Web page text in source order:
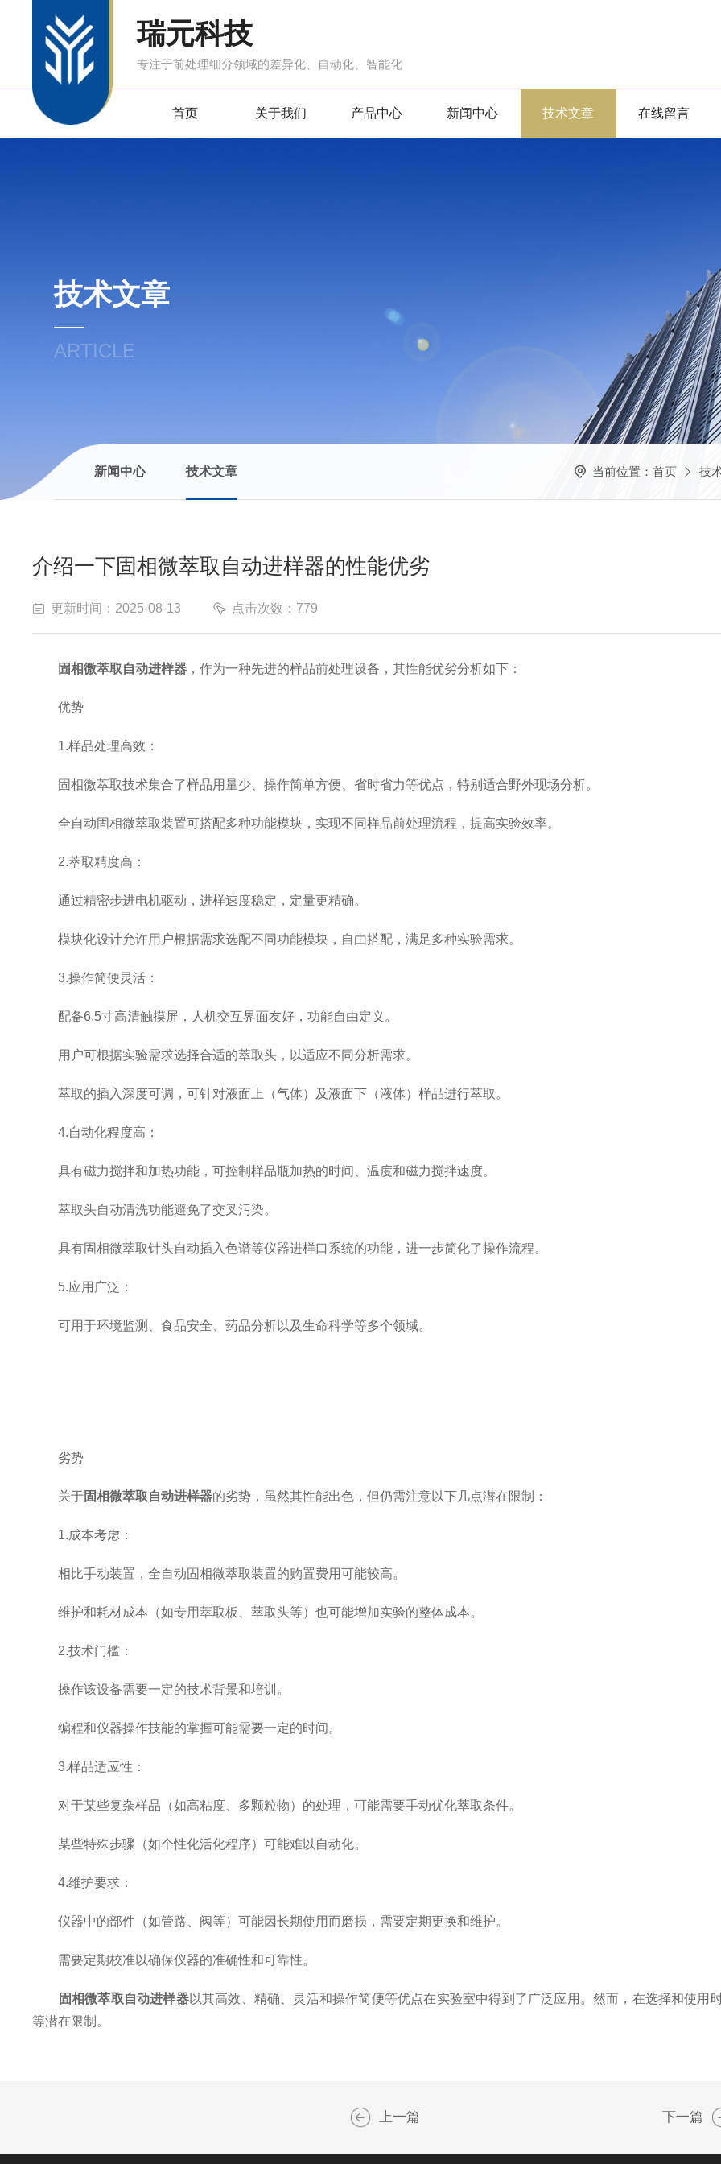
瑞元科技
专注于前处理细分领域的差异化、自动化、智能化
首页 关于我们 产品中心 新闻中心 技术文章 在线留言
技术文章
ARTICLE
新闻中心 技术文章 当前位置： 首页 技
介绍一下固相微萃取自动进样器的性能优劣
更新时间：2025-08-13 点击次数：779
固相微萃取自动进样器 ，作为一种先进的样品前处理设备，其性能优劣分析如下：
优势
1.样品处理高效：
固相微萃取技术集合了样品用量少、操作简单方便、省时省力等优点，特别适合野外现场分析。
全自动固相微萃取装置可搭配多种功能模块，实现不同样品前处理流程，提高实验效率。
2.萃取精度高：
通过精密步进电机驱动，进样速度稳定，定量更精确。
模块化设计允许用户根据需求选配不同功能模块，自由搭配，满足多种实验需求。
3.操作简便灵活：
配备6.5寸高清触摸屏，人机交互界面友好，功能自由定义。
用户可根据实验需求选择合适的萃取头，以适应不同分析需求。
萃取的插入深度可调，可针对液面上（气体）及液面下（液体）样品进行萃取。
4.自动化程度高：
具有磁力搅拌和加热功能，可控制样品瓶加热的时间、温度和磁力搅拌速度。
萃取头自动清洗功能避免了交叉污染。
具有固相微萃取针头自动插入色谱等仪器进样口系统的功能，进一步简化了操作流程。
5.应用广泛：
可用于环境监测、食品安全、药品分析以及生命科学等多个领域。
劣势
关于固相微萃取自动进样器的劣势，虽然其性能出色，但仍需注意以下几点潜在限制：
1.成本考虑：
相比手动装置，全自动固相微萃取装置的购置费用可能较高。
维护和耗材成本（如专用萃取板、萃取头等）也可能增加实验的整体成本。
2.技术门槛：
操作该设备需要一定的技术背景和培训。
编程和仪器操作技能的掌握可能需要一定的时间。
3.样品适应性：
对于某些复杂样品（如高粘度、多颗粒物）的处理，可能需要手动优化萃取条件。
某些特殊步骤（如个性化活化程序）可能难以自动化。
4.维护要求：
仪器中的部件（如管路、阀等）可能因长期使用而磨损，需要定期更换和维护。
需要定期校准以确保仪器的准确性和可靠性。
固相微萃取自动进样器以其高效、精确、灵活和操作简便等优点在实验室中得到了广泛应用。然而，在选择和使用
等潜在限制。
上一篇 下一篇